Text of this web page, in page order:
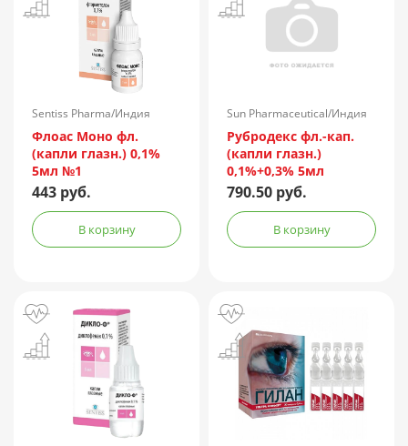
Sentiss Pharma/Индия
Флоас Моно фл.
(капли глазн.) 0,1%
5мл №1
443 руб.
В корзину
Sun Pharmaceutical/Индия
Рубродекс фл.-кап.
(капли глазн.)
0,1%+0,3% 5мл
790.50 руб.
В корзину